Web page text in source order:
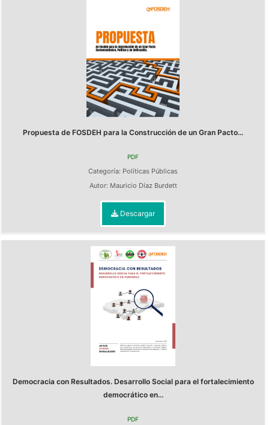
Propuesta de FOSDEH para la Construcción de un Gran Pacto...
PDF
Categoría: Políticas Públicas
Autor: Mauricio Díaz Burdett
Descargar
Democracia con Resultados. Desarrollo Social para el fortalecimiento
democrático en...
PDF